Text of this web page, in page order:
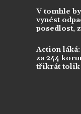
V tomhle
vynést
posedlost,
Action
za 244
třikrát tolik